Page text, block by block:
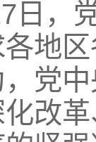
日，
地
党
改